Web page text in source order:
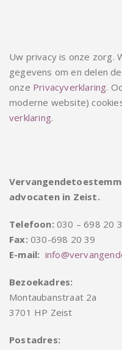
Uw privacy is onze zorg.
gegevens om en delen
onze Privacyverklaring.
moderne website)
verklaring.
advocaten in Zeist.
Telefoon: 030 – 698 20
Fax: 030-698 20 39
E-mail:
Bezoekadres:
Montaubanstraat 2a
3701 HP Zeist
Postadres: